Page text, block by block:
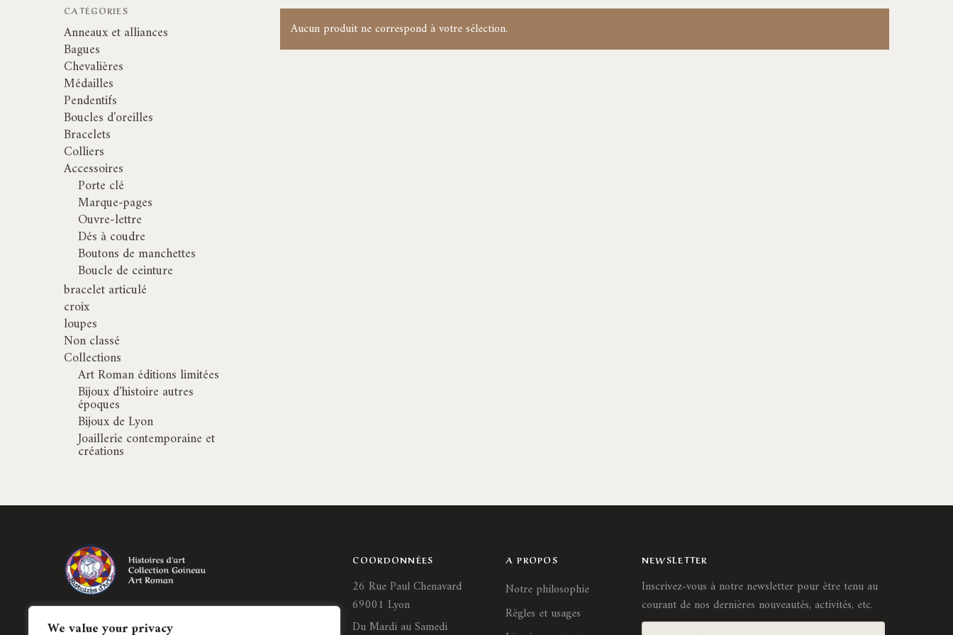
We value your privacy
CATÉGORIES
Anneaux et alliances
Bagues
Chevalières
Médailles
Pendentifs
Boucles d'oreilles
Bracelets
Colliers
Accessoires
Porte clé
Marque-pages
Ouvre-lettre
Dés à coudre
Boutons de manchettes
Boucle de ceinture
bracelet articulé
croix
loupes
Non classé
Collections
Art Roman éditions limitées
Bijoux d'histoire autres
époques
Bijoux de Lyon
Joaillerie contemporaine et
créations
Aucun produit ne correspond à votre sélection.
Création de bijoux historiés régionaux et
COORDONNÉES
26 Rue Paul Chenavard
69001 Lyon
Du Mardi au Samedi
A PROPOS
Notre philosophie
Règles et usages
NEWSLETTER
Inscrivez-vous à notre newsletter pour être tenu au
courant de nos dernières nouveautés, activités, etc.